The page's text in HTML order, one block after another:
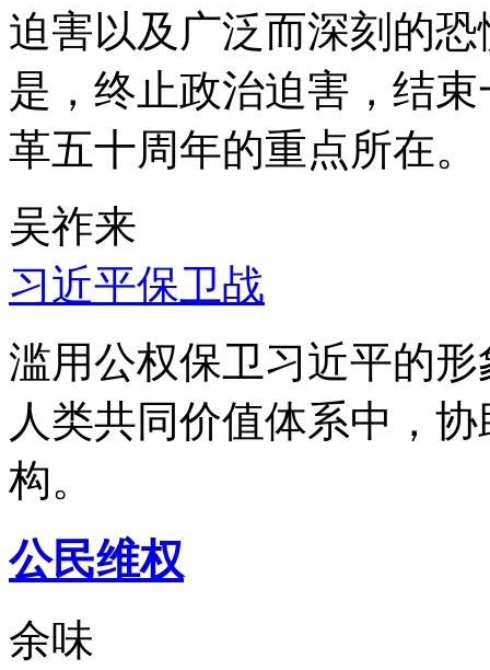
迫害以及广泛而深刻的
是，终止政治迫害，结
革五十周年的重点所在。
吴祚来
习近平保卫战
滥用公权保卫习近平的
人类共同价值体系中，
构。
公民维权
余味